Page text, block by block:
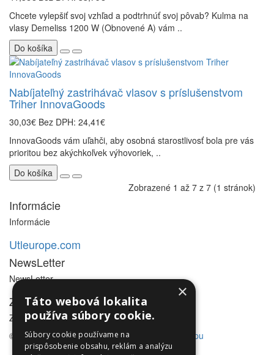
Chcete vylepšiť svoj vzhľad a podtrhnúť svoj pôvab? Kulma na
vlasy Demeliss 1200 W (Obnovené A) vám ..
Do košíka
Nabíjateľný zastrihávač vlasov s príslušenstvom
Triher InnovaGoods
30,03€ Bez DPH: 24,41€
InnovaGoods vám uľahči, aby osobná starostlivosť bola pre vás
prioritou bez akýchkoľvek výhovoriek, ..
Do košíka
Zobrazené 1 až 7 z 7 (1 stránok)
Informácie
Informácie
Utleurope.com
NewsLetter
NewsLetter
Zákaznícky servis
Zákaznícky servis
© Utleurope.com |NajReklama.sk - tvorba eshopu
×
Táto webová lokalita
používa súbory cookie.
Súbory cookie používame na
prispôsobenie obsahu, reklám a analýzu